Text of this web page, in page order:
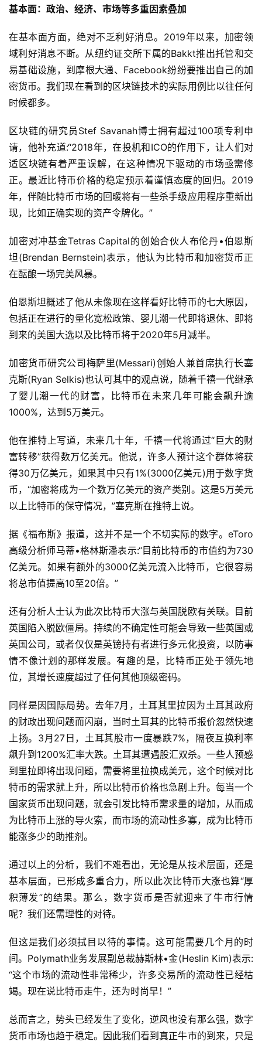
基本面： 政治、经济、市场等多重因素叠加
在基本面方面，绝对不乏利好消息。2019年以来，加密领
域利好消息不断。从纽约证交所下属的Bakkt推出托管和交
易基础设施，到摩根大通、Facebook纷纷要推出自己的加
密货币。我们现在看到的区块链技术的实际用例比以往任何
时候都多。
区块链的研究员Stef Savanah博士拥有超过100项专利申
请，他补充道:“2018年，在投机和ICO的作用下，让人们对
适区块链有着严重误解，在这种情况下驱动的市场亟需修
正。最近比特币价格的稳定预示着谨慎态度的回归。2019
年，伴随比特币市场的回暖将有一些杀手级应用程序重新出
现，比如正确实现的资产令牌化。”
加密对冲基金Tetras Capital的创始合伙人布伦丹•伯恩斯
坦(Brendan Bernstein)表示，他认为比特币和加密货币正
在酝酿一场完美风暴。
伯恩斯坦概述了他从未像现在这样看好比特币的七大原因，
包括正在进行的量化宽松政策、婴儿潮一代即将退休、即将
到来的美国大选以及比特币将于2020年5月减半。
加密货币研究公司梅萨里(Messari)创始人兼首席执行长塞
克斯(Ryan Selkis)也认可其中的观点说，随着千禧一代继承
了婴儿潮一代的财富，比特币在未来几年可能会飙升逾
1000%，达到5万美元。
他在推特上写道，未来几十年，千禧一代将通过“巨大的财
富转移”获得数万亿美元。他说，许多人预计这个群体将获
得30万亿美元，如果其中只有1%(3000亿美元)用于数字货
币，“加密将成为一个数万亿美元的资产类别。这是5万美元
以上比特币的保守情况，”塞克斯在推特上说。
据《福布斯》报道，这并不是一个不切实际的数字。eToro
高级分析师马蒂•格林斯潘表示:“目前比特币的市值约为730
亿美元。如果有额外的3000亿美元流入比特币，它很容易
将总市值提高10至20倍。”
还有分析人士认为此次比特币大涨与英国脱欧有关联。目前
英国陷入脱欧僵局。持续的不确定性可能会导致一些英国或
英国公司，或者仅仅是英镑持有者进行多元化投资，以防事
情不像计划的那样发展。有趣的是，比特币正处于领先地
位，其增长速度超过了任何其他顶级密码。
同样是因国际局势。去年7月，土耳其里拉因为土耳其政府
的财政出现问题而闪崩，当时土耳其的比特币报价忽然快速
上扬。3月27日，土耳其股市一度暴跌7%，隔夜互换利率
飙升到1200%汇率大跌。土耳其遭遇股汇双杀。一些人预感
到里拉即将出现问题，需要将里拉换成美元，这个时候对比
特币的需求就上升，所以比特币价格也急剧上升。每当一个
国家货币出现问题，就会引发比特币需求量的增加，从而成
为比特币上涨的导火索，而市场的流动性多寡，成为比特币
能涨多少的助推剂。
通过以上的分析，我们不难看出，无论是从技术层面，还是
基本层面，已形成多重合力，所以此次比特币大涨也算“厚
积薄发”的结果。那么，数字货币是否就迎来了牛市行情
呢？我们还需理性的对待。
但这是我们必须拭目以待的事情。这可能需要几个月的时
间。Polymath业务发展副总裁赫斯林•金(Heslin Kim)表示:
“这个市场的流动性非常稀少，许多交易所的流动性已经枯
竭。现在说比特币走牛，还为时尚早！”
总而言之，势头已经发生了变化，逆风也没有那么强，数字
货币市场也趋于稳定。因此我们看到真正牛市的到来，只是